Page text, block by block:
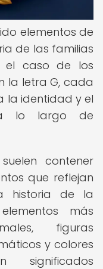
elementos de
de las familias
el caso de los
la letra G, cada
la identidad y el
lo largo de
contener
que reflejan
historia de la
más
figuras
y colores
significados